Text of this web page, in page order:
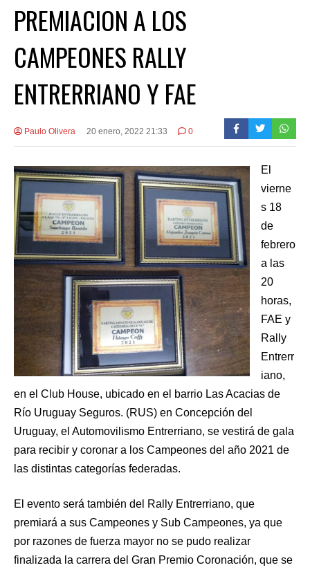
PREMIACION A LOS
CAMPEONES RALLY
ENTRERRIANO Y FAE
Paulo Olivera 20 enero, 2022 21:33 0
El
vierne
s 18
de
febrero
a las
20
horas,
FAE y
Rally
Entrerr
iano,
en el Club House, ubicado en el barrio Las Acacias de
Río Uruguay Seguros. (RUS) en Concepción del
Uruguay, el Automovilismo Entrerriano, se vestirá de gala
para recibir y coronar a los Campeones del año 2021 de
las distintas categorías federadas.
El evento será también del Rally Entrerriano, que
premiará a sus Campeones y Sub Campeones, ya que
por razones de fuerza mayor no se pudo realizar
finalizada la carrera del Gran Premio Coronación, que se